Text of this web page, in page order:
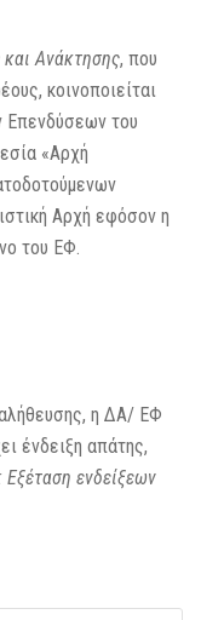
Ανάκτησης, που
κοινοποιείται
Επενδύσεων του
«Αρχή
Αρχή εφόσον η
του ΕΦ.
η ΔΑ/ ΕΦ
ένδειξη απάτης,
Εξέταση ενδείξεων